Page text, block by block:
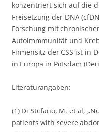
konzentriert sich auf die
Freisetzung der DNA
Forschung mit
Autoimmmunität und
Firmensitz der CSS ist in
in Europa in Potsdam
Literaturangaben:
(1) Di Stefano, M. et al;
patients with severe